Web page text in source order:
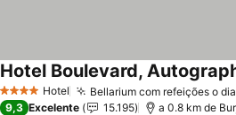
4 EstrelasHotel Bellarium com refeições o
Hotel Boulevard,
9,3 Excelente 15.195 a 0.8 km de